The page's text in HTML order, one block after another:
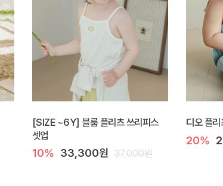
[SIZE ~6Y] 블룸 플리츠 쓰리피스
셋업
10% 33,300원 37,000원
디오 플
20%